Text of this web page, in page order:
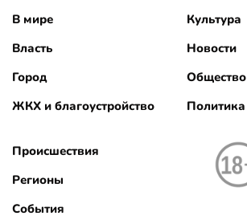
В мире
Власть
Город
ЖКХ и благоустройство
Культура
Новости
Общество
Политика
Происшествия
Регионы
События